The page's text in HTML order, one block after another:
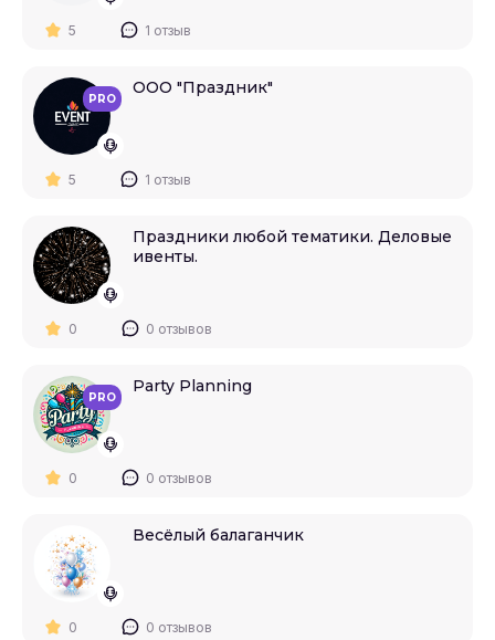
5 1 отзыв
PRO
ООО "Праздник"
5 1 отзыв
Праздники любой тематики. Деловые
ивенты.
0 0 отзывов
PRO
Party Planning
0 0 отзывов
Весёлый балаганчик
0 0 отзывов